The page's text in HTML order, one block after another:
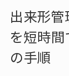
出来形
を短時
の手順